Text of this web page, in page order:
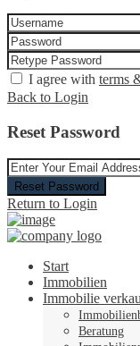
I agree with terms
Back to Login
Reset Password
Reset Password
Return to Login
Start
Immobilien
Immobilie
Beratung